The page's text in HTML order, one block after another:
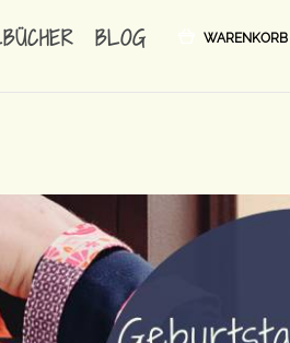
BLOG WARENKORB